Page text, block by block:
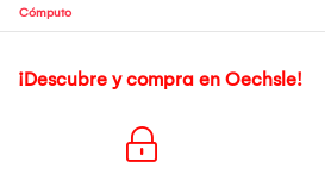
Cómputo
¡Descubre y compra en Oechsle!